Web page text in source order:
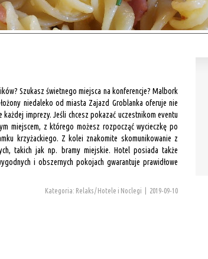
Szukasz świetnego miejsca na konferencje? Malbork
niedaleko od miasta Zajazd Groblanka oferuje nie
imprezy. Jeśli chcesz pokazać uczestnikom eventu
miejscem, z którego możesz rozpocząć wycieczkę po
krzyżackiego. Z kolei znakomite skomunikowanie z
takich jak np. bramy miejskie. Hotel posiada także
i obszernych pokojach gwarantuje prawidłowe
Kategoria: Relaks / Hotele i Noclegi 2019-09-10